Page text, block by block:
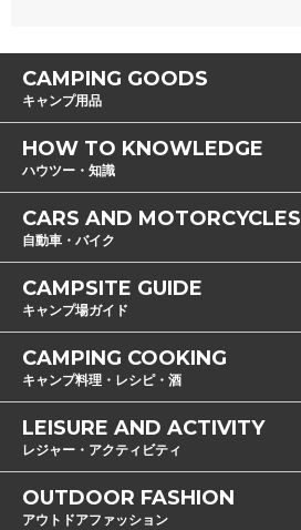
CAMPING GOODS
キャンプ用品
HOW TO KNOWLEDGE
ハウツー・知識
CARS AND MOTORCYCLES
自動車・バイク
CAMPSITE GUIDE
キャンプ場ガイド
CAMPING COOKING
キャンプ料理・レシピ・酒
LEISURE AND ACTIVITY
レジャー・アクティビティ
OUTDOOR FASHION
アウトドアファッション